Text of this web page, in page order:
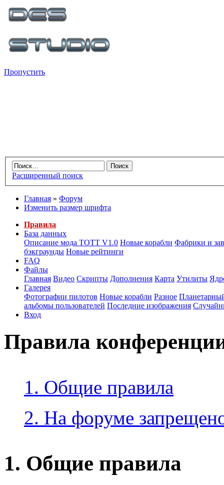
Пропустить
Расширенный поиск
Главная » Форум
Изменить размер шрифта
Правила
База данных
Описание мода ТОТТ V1.0 Новые корабли Фабрики и
бэкграунды Новые рейтинги
FAQ
Файлы
Главная Видео Скрипты Дополнения Карта Утилиты
Галерея
Фотографии пилотов Новые корабли Разное
альбомы пользователей Последние изображения
Вход
Правила
1. Общие правила
2. На форуме
1. Общие правила